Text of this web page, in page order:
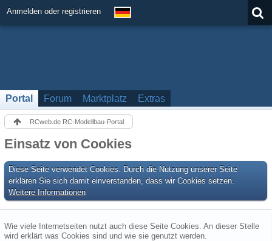
Anmelden oder registrieren
Portal Forum Marktplatz Extras
RCweb.de RC-Modellbau-Portal
Einsatz von Cookies
Diese Seite verwendet Cookies. Durch die Nutzung unserer Seite
erklären Sie sich damit einverstanden, dass wir Cookies setzen.
Weitere Informationen
Wie viele Internetseiten nutzt auch diese Seite Cookies. An dieser Stelle
wird erklärt was Cookies sind und wie sie genutzt werden.